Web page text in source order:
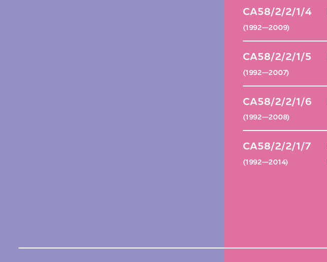
CA58/2/2/1/4
(1992—2009)
CA58/2/2/1/5
(1992—2007)
CA58/2/2/1/6
(1992—2008)
CA58/2/2/1/7
(1992—2014)